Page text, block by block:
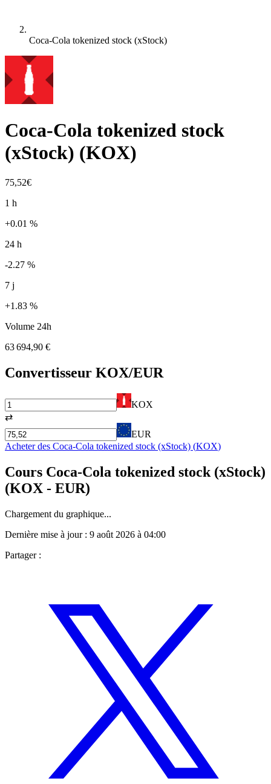
Coca-Cola tokenized stock (xStock)
Coca-Cola tokenized stock
(xStock) (KOX)
75,52€
1 h
+0.01 %
24 h
-2.27 %
7 j
+1.83 %
Volume 24h
63 694,90 €
Convertisseur KOX/EUR
KOX
⇄
EUR
Acheter des Coca-Cola tokenized stock (xStock) (KOX)
Cours Coca-Cola tokenized stock (xStock)
(KOX - EUR)
Chargement du graphique...
Dernière mise à jour : 9 août 2026 à 04:00
Partager :